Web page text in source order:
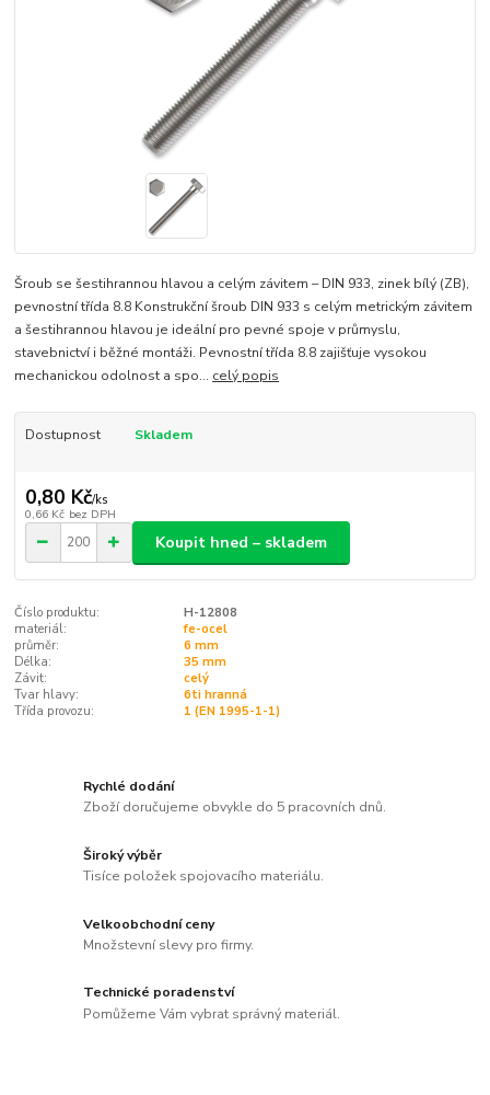
Šroub se šestihrannou hlavou a celým závitem – DIN 933, zinek bílý (ZB),
pevnostní třída 8.8 Konstrukční šroub DIN 933 s celým metrickým závitem
a šestihrannou hlavou je ideální pro pevné spoje v průmyslu,
stavebnictví i běžné montáži. Pevnostní třída 8.8 zajišťuje vysokou
mechanickou odolnost a spo... celý popis
Dostupnost Skladem
0,80 Kč/ks
0,66 Kč bez DPH
Koupit hned – skladem
Číslo produktu:
H-12808
materiál:
fe-ocel
průměr:
6 mm
Délka:
35 mm
Závit:
celý
Tvar hlavy:
6ti hranná
Třída provozu:
1 (EN 1995-1-1)
Rychlé dodání
Zboží doručujeme obvykle do 5 pracovních dnů.
Široký výběr
Tisíce položek spojovacího materiálu.
Velkoobchodní ceny
Množstevní slevy pro firmy.
Technické poradenství
Pomůžeme Vám vybrat správný materiál.